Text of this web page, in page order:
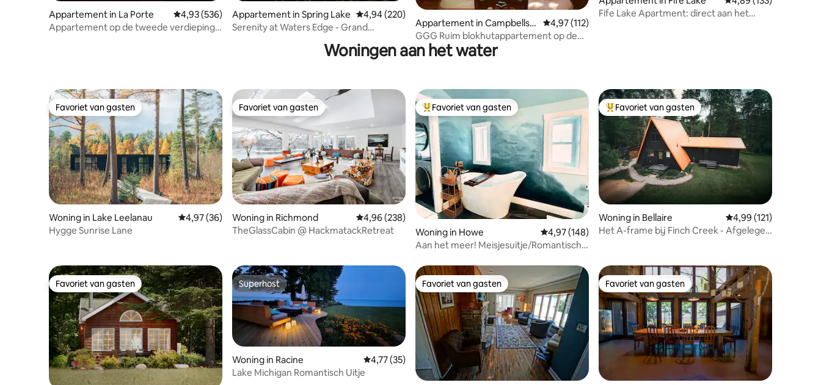
Appartement in La Porte Gemiddelde beoordeling van 4,93 op 5, 536 recensies
4,93 (536)
Appartement op de tweede verdieping
Appartement in Spring Lake Gemiddelde beoordeling van 4,94 op 5, 220 recensies
4,94 (220)
Serenity at Waters Edge - Grand
Appartement in Campbellsp
ort
Gemiddelde beoordeling van 4,97 op 5, 112 recensies
4,97 (112)
GGG Ruim blokhutappartement op de
IAT
Fife Lake Apartment: direct aan het
Woningen aan het water
Favoriet van gasten
Favoriet van gasten
Woning in Lake Leelanau Gemiddelde beoordeling van 4,97 op 5, 36 recensies
4,97 (36)
Hygge Sunrise Lane
Favoriet van gasten
Favoriet van gasten
Woning in Richmond Gemiddelde beoordeling van 4,96 op 5, 238 recensies
4,96 (238)
TheGlassCabin @ HackmatackRetreat
Topfavoriet van gasten
Favoriet van gasten
Woning in Howe Gemiddelde beoordeling van 4,97 op 5, 148 recensies
4,97 (148)
Aan het meer! Meisjesuitje/Romantische
Topfavoriet van gasten
Favoriet van gasten
Woning in Bellaire Gemiddelde
4,99 (121)
Het A-frame bij Finch Creek - Afgelegen
Favoriet van gasten
Favoriet van gasten Superhost
Superhost
Woning in Racine Gemiddelde beoordeling van 4,77 op 5, 35 recensies
4,77 (35)
Lake Michigan Romantisch Uitje
Favoriet van gasten
Favoriet van gasten Favoriet van gasten
Favoriet van gasten